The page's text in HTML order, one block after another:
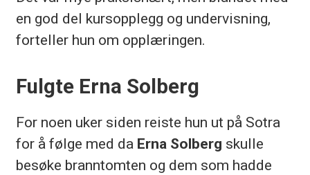
en god del kursopplegg og undervisning,
forteller hun om opplæringen.
Fulgte Erna Solberg
For noen uker siden reiste hun ut på Sotra
for å følge med da Erna Solberg skulle
besøke branntomten og dem som hadde